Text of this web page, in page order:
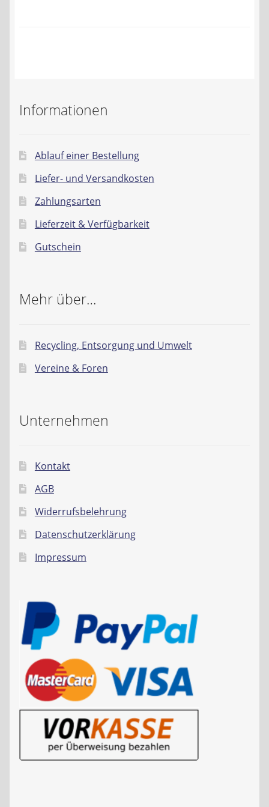
Datenschutzerklärung
Informationen
Ablauf einer Bestellung
Liefer- und Versandkosten
Zahlungsarten
Lieferzeit & Verfügbarkeit
Gutschein
Mehr über…
Recycling, Entsorgung und Umwelt
Vereine & Foren
Unternehmen
Kontakt
AGB
Widerrufsbelehrung
Datenschutzerklärung
Impressum